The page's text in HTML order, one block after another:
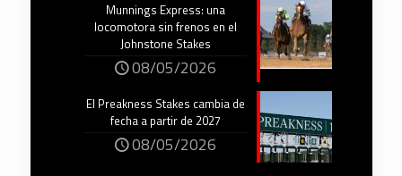
Munnings Express: una
locomotora sin frenos en el
Johnstone Stakes
08/05/2026
El Preakness Stakes cambia de
fecha a partir de 2027
08/05/2026